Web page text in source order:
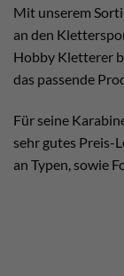
Mit unserem
an den
Hobby Kletterer
das passende
Für seine
sehr gutes Preis-
an Typen, sowie